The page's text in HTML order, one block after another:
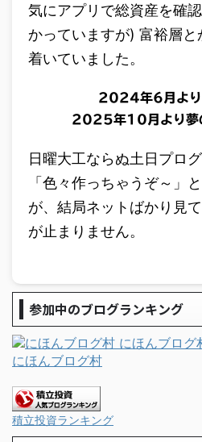
気にアプリで総資産を確
かっていますが) 富裕層と
着いていました。
2024年6月よ
2025年10月より夢
日曜大工ならぬ土日プロ
「色々作っちゃうぞ～」
が、結局ネットばかり見
が止まりません。
参加中のブログランキング
にほんブログ村
積立投資ランキング